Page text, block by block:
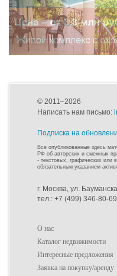
© 2011–2026
Написать нам письмо:
Подписка на
Все опубликованные здесь
РФ об авторских и смежных
- текстовых, графических или
обязательным указанием
г. Москва, ул.
тел.: +7 (499) 346-80-69
О нас
Каталог недвижимости
Интересные предложения
Заявка на покупку/аренду